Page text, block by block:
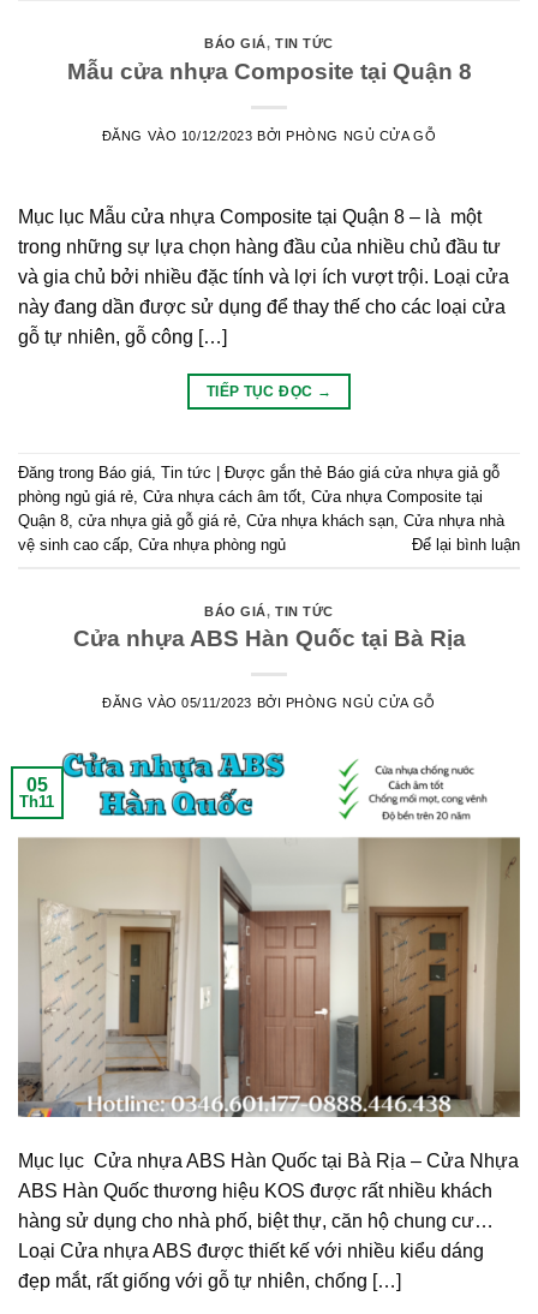
BÁO GIÁ,TIN TỨC
Mẫu cửa nhựa Composite tại Quận 8
ĐĂNG VÀO 10/12/2023 BỞIPHÒNG NGỦ CỬA GỖ
Mục lục Mẫu cửa nhựa Composite tại Quận 8 – là một
trong những sự lựa chọn hàng đầu của nhiều chủ đầu tư
và gia chủ bởi nhiều đặc tính và lợi ích vượt trội. Loại cửa
này đang dần được sử dụng để thay thế cho các loại cửa
gỗ tự nhiên, gỗ công […]
TIẾP TỤC ĐỌC →
Đăng trong Báo giá, Tin tức Được gắn thẻ Báo giá cửa nhựa giả gỗ
phòng ngủ giá rẻ, Cửa nhựa cách âm tốt, Cửa nhựa Composite tại
Quận 8, cửa nhựa giả gỗ giá rẻ, Cửa nhựa khách sạn, Cửa nhựa nhà
vệ sinh cao cấp, Cửa nhựa phòng ngủ Để lại bình luận
BÁO GIÁ,TIN TỨC
Cửa nhựa ABS Hàn Quốc tại Bà Rịa
ĐĂNG VÀO05/11/2023 BỞI PHÒNG NGỦ CỬA GỖ
05
Th11
Mục lục Cửa nhựa ABS Hàn Quốc tại Bà Rịa – Cửa Nhựa
ABS Hàn Quốc thương hiệu KOS được rất nhiều khách
hàng sử dụng cho nhà phố, biệt thự, căn hộ chung cư…
Loại Cửa nhựa ABS được thiết kế với nhiều kiểu dáng
đẹp mắt, rất giống với gỗ tự nhiên, chống […]